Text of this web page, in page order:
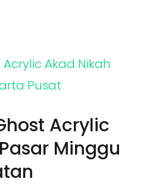
Acrylic
Minggu